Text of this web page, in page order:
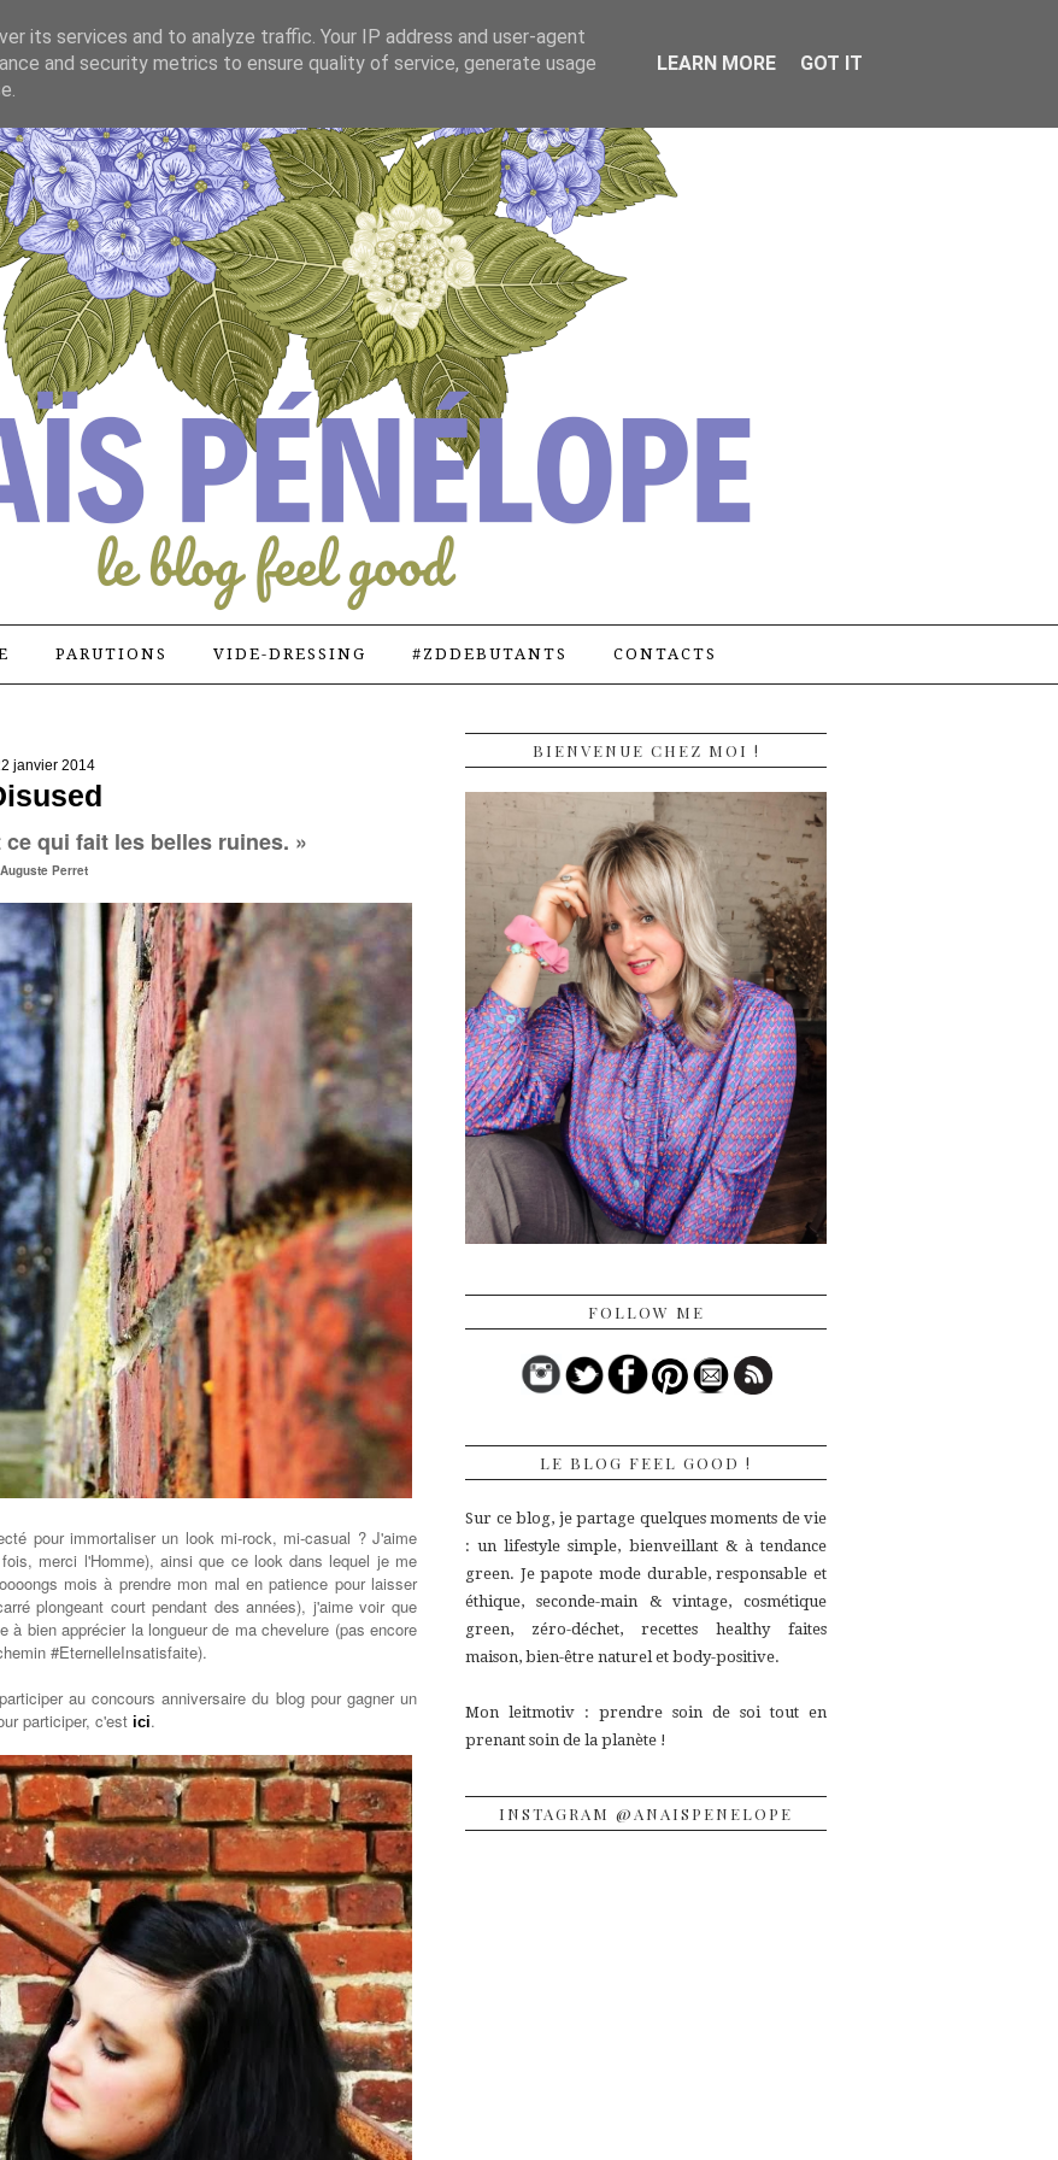
PARUTIONS VIDE-DRESSING #ZDDEBUTANTS CONTACTS
janvier 2014
qui fait les belles ruines. »
Auguste Perret
pour immortaliser un look mi-rock, mi-casual ? J'aime
merci l'Homme), ainsi que ce look dans lequel je me
mois à prendre mon mal en patience pour laisser
plongeant court pendant des années), j'aime voir que
bien apprécier la longueur de ma chevelure (pas encore
#EternelleInsatisfaite).
au concours anniversaire du blog pour gagner un
participer, c'est ici.
BIENVENUE CHEZ MOI !
FOLLOW ME
LE BLOG FEEL GOOD !
Sur ce blog, je partage quelques moments de vie
:unlifestyle simple, bienveillant & à tendance
green. Je papote mode durable, responsable et
éthique, seconde-main & vintage, cosmétique
green, zéro-déchet, recettes healthy faites
maison, bien-être naturel et body-positive.
Mon leitmotiv : prendre soin de soi tout en
prenant soin de la planète !
INSTAGRAM @ANAISPENELOPE
its services and to analyze traffic. Your IP address and user-agent
and security metrics to ensure quality of service, generate usage
LEARN MORE GOT IT